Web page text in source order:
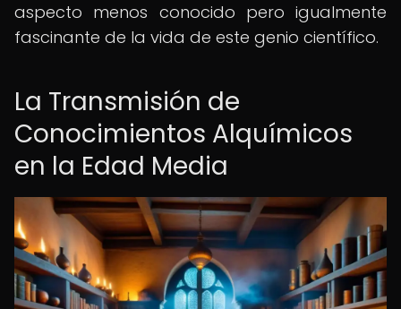
aspecto menos conocido pero igualmente
fascinante de la vida de este genio científico.
La Transmisión de
Conocimientos Alquímicos
en la Edad Media